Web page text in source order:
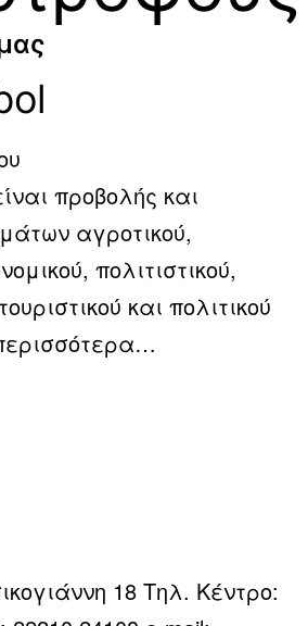
προβολής και
αγροτικού,
πολιτιστικού,
και πολιτικού
18 Τηλ. Κέντρο: